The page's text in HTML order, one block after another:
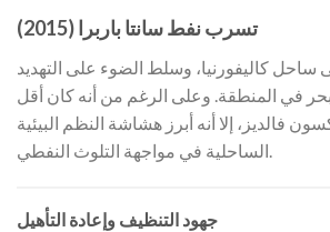
تسرب نفط سانتا باربرا (2015)
كاليفورنيا، وسلط الضوء على التهديد
في المنطقة. وعلى الرغم من أنه كان أقل
فالديز، إلا أنه أبرز هشاشة النظم البيئية
جهود التنظيف وإعادة التأهيل